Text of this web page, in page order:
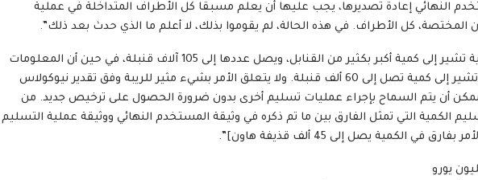
النهائي إعادة تصديرها، يجب عليها أن يعلم مسبقا كل الأطراف المتداخلة في عملية
المختصة، كل الأطراف. في هذه الحالة، لم يقوموا بذلك، لا أعلم ما الذي حدث بعد ذلك”.
زد على ذلك أن الوثيقة الثانية تشير إلى كمية أكبر بكثير من القنابل، ويصل عددها إلى 105 آلاف قنبلة، في حين أن المعلومات
المذكورة في الوثيقة الأولى تشير إلى كمية تصل إلى 60 ألف قنبلة. ولا يتعلق الأمر بشيء مثير للريبة وفق تقدير نيوكولاس
أن يتم السماح بإجراء عمليات تسليم أخرى بدون ضرورة الحصول على ترخيص جديد. من
الكمية التي تمثل الفارق بين ما تم ذكره في وثيقة المستخدم النهائي ووثيقة عملية التسليم
في الكمية يصل إلى 45 ألف قذيفة هاون]”.